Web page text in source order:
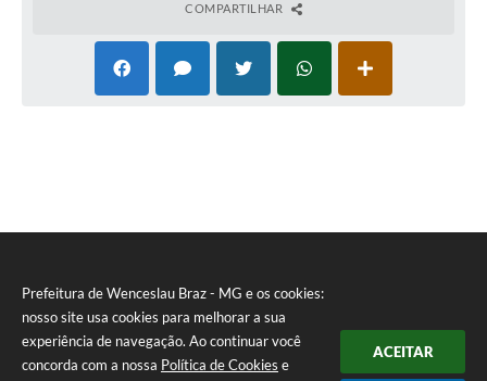
Prefeitura de Wenceslau Braz - MG e os cookies:
nosso site usa cookies para melhorar a sua
experiência de navegação. Ao continuar você
concorda com a nossa Política de Cookies e
ACEITAR
COMPARTILHAR